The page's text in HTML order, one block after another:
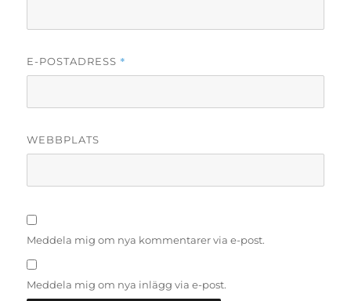
E-POSTADRESS *
WEBBPLATS
Meddela mig om nya kommentarer via e-post.
Meddela mig om nya inlägg via e-post.